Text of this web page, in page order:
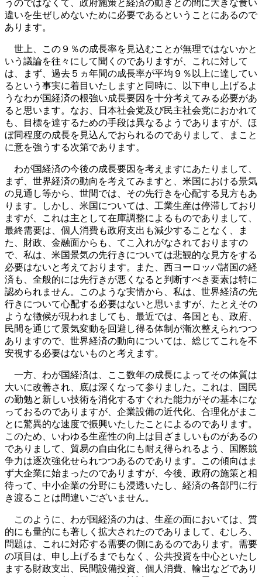
うのではなくて、政府施策と経済の動きとの間に大きな食い
違いを生ぜしめないために必要であるということにあるので
あります。
世上、この９％の成長率を見込むことが無理ではないかと
いう議論を往々にして聞くのでありますが、これに対して
は、まず、過去５ヵ年間の成長率が平均９％以上に達してい
るという事実に着目いたしますと同時に、以下申し上げるよ
うなわが国経済の根強い成長要因を十分考えてみる必要があ
ると思います。なお、日本社会党及び民主社会党におかれて
も、目標を達するための手段は異なるようでありますが、ほ
ぼ同程度の成長を見込んでおられるのでありまして、まこと
に意を強うする次第であります。
わが国経済の今後の成長要因を考えますにあたりまして、
まず、世界経済の動向を考えてみますと、米国における景気
の見通し等から、世間では、その先行きを心配する見方もあ
ります。しかし、米国については、工業生産は停滞しており
ますが、これは主として在庫調整によるものでありまして、
最終需要は、個人消費も政府支出も減少することなく、ま
た、財政、金融面からも、てこ入れがなされておりますの
で、私は、米国景気の先行きについては悲観的な見方をする
必要はないと考えております。また、西ヨーロッパ諸国の経
済も、全般的には先行きが悪くなると判断すべき要素は特に
認められません。このような実情から、私は、世界経済の先
行きについて心配する必要はないと思いますが、たとえその
ような徴候が現われましても、最近では、各国とも、政府、
民間を通じて景気変動を回避し得る体制が漸次整えられつつ
ありますので、世界経済の動向については、総じてこれを不
安視する必要はないものと考えます。
一方、わが国経済は、ここ数年の成長によってその体質は
大いに改善され、底は深くなって参りました。これは、国民
の勤勉と新しい技術を消化するすぐれた能力がその基本にな
っておるのでありますが、企業設備の近代化、合理化がまこ
とに驚異的な速度で振興いたしたことによるのであります。
このため、いわゆる生産性の向上は目ざましいものがあるの
でありまして、貿易の自由化にも耐え得られるよう、国際競
争力は逐次強化せられつつあるのであります。この傾向はま
ず大企業に始まったのでありますが、今後、政府の施策と相
待って、中小企業の分野にも浸透いたし、経済の各部門に行
き渡ることは間違いございません。
このように、わが国経済の力は、生産の面においては、質
的にも量的にも著しく拡大されたのでありまして、むしろ、
問題は、これに対応する需要の側にあるのであります。需要
の項目は、申し上げるまでもなく、公共投資を中心といたし
まする財政支出、民間設備投資、個人消費、輸出などであり